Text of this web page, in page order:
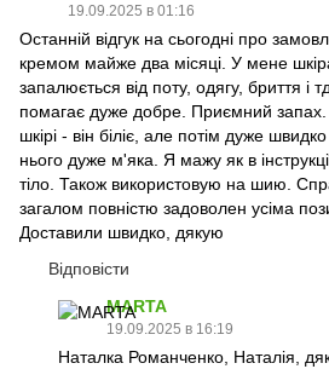
19.09.2025 в 01:16
Останній відгук на сьогодні про
кремом майже два місяці. У мене
запалюється від поту, одягу, бриття і
помагає дуже добре. Приємний
шкірі - він біліє, але потім дуже
нього дуже м'яка. Я мажу як в
тіло. Також використовую на шию.
загалом повністю задоволен усіма
Доставили швидко, дякую
Відповісти
MARTA
19.09.2025 в 16:19
Наталка Романченко, Наталія,